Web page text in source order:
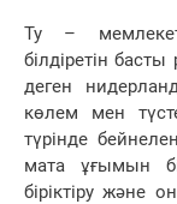
Ту –
білдіретін басты
деген
көлем мен
түрінде
мата ұғымын
біріктіру және